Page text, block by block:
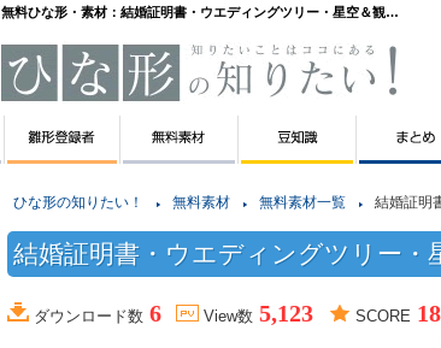
無料ひな形・素材：結婚証明書・ウエディングツリー・星空＆観…
ひな形の知りたい！ 無料素材 無料素材一覧 結婚証明
結婚証明書・ウエディングツリー・
ダウンロード数 6 View数 5,123 SCORE